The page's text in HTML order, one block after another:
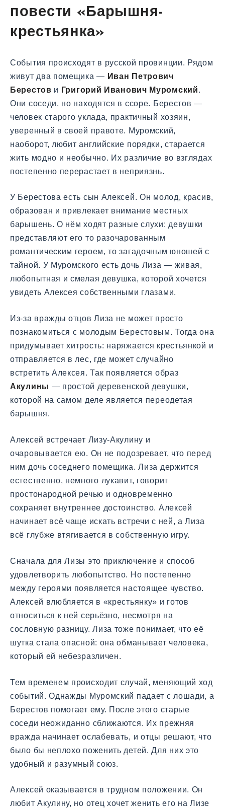
повести «Барышня-
крестьянка»
События происходят в русской провинции. Рядом
живут два помещика — Иван Петрович
Берестов и Григорий Иванович Муромский.
Они соседи, но находятся в ссоре. Берестов —
человек старого уклада, практичный хозяин,
уверенный в своей правоте. Муромский,
наоборот, любит английские порядки, старается
жить модно и необычно. Их различие во взглядах
постепенно перерастает в неприязнь.
У Берестова есть сын Алексей. Он молод, красив,
образован и привлекает внимание местных
барышень. О нём ходят разные слухи: девушки
представляют его то разочарованным
романтическим героем, то загадочным юношей с
тайной. У Муромского есть дочь Лиза — живая,
любопытная и смелая девушка, которой хочется
увидеть Алексея собственными глазами.
Из-за вражды отцов Лиза не может просто
познакомиться с молодым Берестовым. Тогда она
придумывает хитрость: наряжается крестьянкой и
отправляется в лес, где может случайно
встретить Алексея. Так появляется образ
Акулины — простой деревенской девушки,
которой на самом деле является переодетая
барышня.
Алексей встречает Лизу-Акулину и
очаровывается ею. Он не подозревает, что перед
ним дочь соседнего помещика. Лиза держится
естественно, немного лукавит, говорит
простонародной речью и одновременно
сохраняет внутреннее достоинство. Алексей
начинает всё чаще искать встречи с ней, а Лиза
всё глубже втягивается в собственную игру.
Сначала для Лизы это приключение и способ
удовлетворить любопытство. Но постепенно
между героями появляется настоящее чувство.
Алексей влюбляется в «крестьянку» и готов
относиться к ней серьёзно, несмотря на
сословную разницу. Лиза тоже понимает, что её
шутка стала опасной: она обманывает человека,
который ей небезразличен.
Тем временем происходит случай, меняющий ход
событий. Однажды Муромский падает с лошади, а
Берестов помогает ему. После этого старые
соседи неожиданно сближаются. Их прежняя
вражда начинает ослабевать, и отцы решают, что
было бы неплохо поженить детей. Для них это
удобный и разумный союз.
Алексей оказывается в трудном положении. Он
любит Акулину, но отец хочет женить его на Лизе